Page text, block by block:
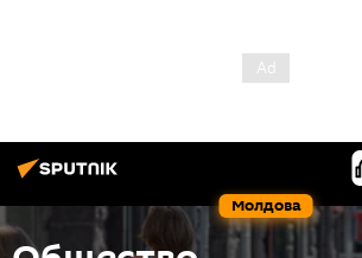
Молдова